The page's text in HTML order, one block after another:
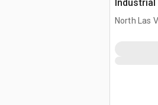
North Las